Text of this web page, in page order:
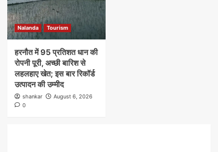
Nalanda Tourism
हरनौत में 95 प्रतिशत धान की
रोपनी पूरी, अच्छी बारिश से
लहलहाए खेत; इस बार रिकॉर्ड
उत्पादन की उम्मीद
shankar
August 6, 2026
0